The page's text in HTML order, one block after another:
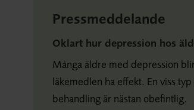
Pressmeddelande
Oklart hur depression hos
Många äldre med depression
läkemedlen ha effekt. En viss
behandling är nästan obefintlig.